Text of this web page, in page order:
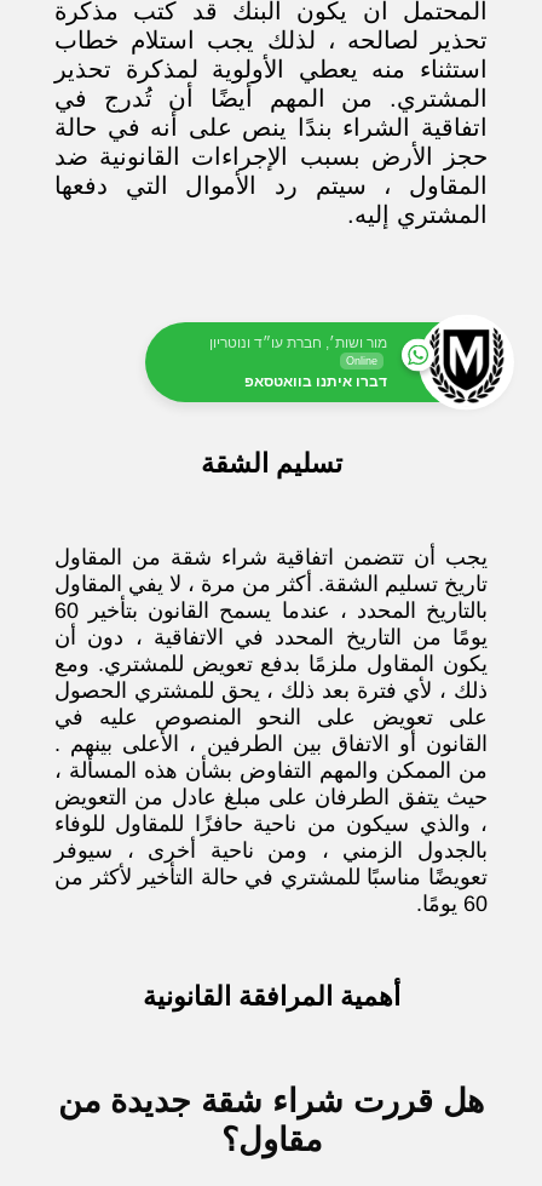
المحتمل أن يكون البنك قد كتب مذكرة
تحذير لصالحه ، لذلك يجب استلام خطاب
استثناء منه يعطي الأولوية لمذكرة تحذير
المشتري. من المهم أيضًا أن تُدرج في
اتفاقية الشراء بندًا ينص على أنه في حالة
حجز الأرض بسبب الإجراءات القانونية ضد
المقاول ، سيتم رد الأموال التي دفعها
المشتري إليه.
מור ושות׳, חברת עו״ד ונוטריון
Online
דברו איתנו בוואטסאפ
تسليم الشقة
يجب أن تتضمن اتفاقية شراء شقة من المقاول
تاريخ تسليم الشقة. أكثر من مرة ، لا يفي المقاول
بالتاريخ المحدد ، عندما يسمح القانون بتأخير 60
يومًا من التاريخ المحدد في الاتفاقية ، دون أن
يكون المقاول ملزمًا بدفع تعويض للمشتري. ومع
ذلك ، لأي فترة بعد ذلك ، يحق للمشتري الحصول
على تعويض على النحو المنصوص عليه في
القانون أو الاتفاق بين الطرفين ، الأعلى بينهم .
من الممكن والمهم التفاوض بشأن هذه المسألة ،
حيث يتفق الطرفان على مبلغ عادل من التعويض
، والذي سيكون من ناحية حافزًا للمقاول للوفاء
بالجدول الزمني ، ومن ناحية أخرى ، سيوفر
تعويضًا مناسبًا للمشتري في حالة التأخير لأكثر من
60 يومًا.
أهمية المرافقة القانونية
هل قررت شراء شقة جديدة من
مقاول؟